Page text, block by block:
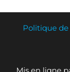
Politique de